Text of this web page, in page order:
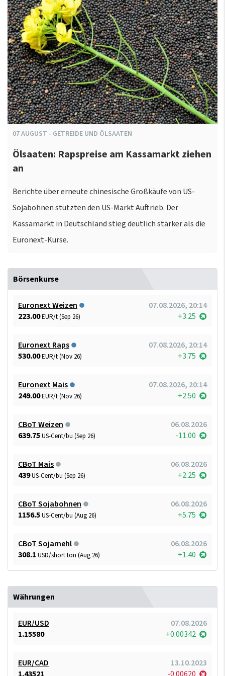
07AUGUST - GETREIDE UND ÖLSAATEN
Ölsaaten: Rapspreise am Kassamarkt ziehen
an
Berichte über erneute chinesische Großkäufe von US-
Sojabohnen stützten den US-Markt Auftrieb. Der
Kassamarkt in Deutschland stieg deutlich stärker als die
Euronext-Kurse.
Börsenkurse
Euronext Weizen
07.08.2026, 20:14
223.00EUR/t (Sep 26) +3.25
Euronext Raps
07.08.2026, 20:14
530.00EUR/t (Nov 26) +3.75
Euronext Mais
07.08.2026, 20:14
249.00EUR/t (Nov 26) +2.50
CBoT Weizen
06.08.2026
639.75US-Cent/bu (Sep 26) -11.00
CBoT Mais
06.08.2026
439US-Cent/bu (Sep 26) +2.25
CBoT Sojabohnen
06.08.2026
1156.5US-Cent/bu (Aug 26) +5.75
CBoT Sojamehl
06.08.2026
308.1 USD/short ton (Aug 26) +1.40
Währungen
EUR/USD
07.08.2026
1.15580
+0.00342
EUR/CAD
13.10.2023